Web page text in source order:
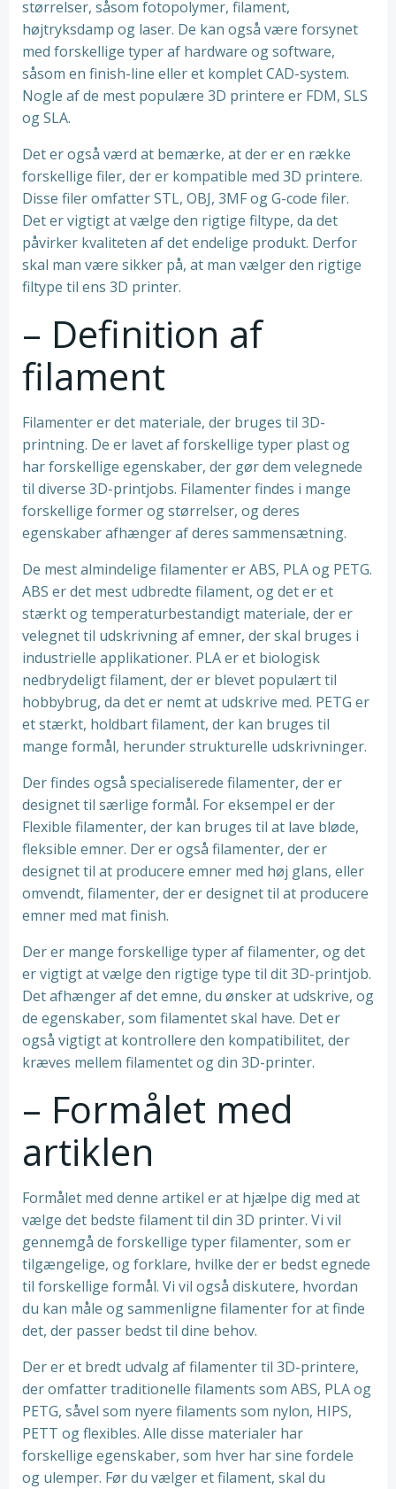
størrelser, såsom fotopolymer, filament,
højtryksdamp og laser. De kan også være forsynet
med forskellige typer af hardware og software,
såsom en finish-line eller et komplet CAD-system.
Nogle af de mest populære 3D printere er FDM, SLS
og SLA.
Det er også værd at bemærke, at der er en række
forskellige filer, der er kompatible med 3D printere.
Disse filer omfatter STL, OBJ, 3MF og G-code filer.
Det er vigtigt at vælge den rigtige filtype, da det
påvirker kvaliteten af det endelige produkt. Derfor
skal man være sikker på, at man vælger den rigtige
filtype til ens 3D printer.
– Definition af
filament
Filamenter er det materiale, der bruges til 3D-
printning. De er lavet af forskellige typer plast og
har forskellige egenskaber, der gør dem velegnede
til diverse 3D-printjobs. Filamenter findes i mange
forskellige former og størrelser, og deres
egenskaber afhænger af deres sammensætning.
De mest almindelige filamenter er ABS, PLA og PETG.
ABS er det mest udbredte filament, og det er et
stærkt og temperaturbestandigt materiale, der er
velegnet til udskrivning af emner, der skal bruges i
industrielle applikationer. PLA er et biologisk
nedbrydeligt filament, der er blevet populært til
hobbybrug, da det er nemt at udskrive med. PETG er
et stærkt, holdbart filament, der kan bruges til
mange formål, herunder strukturelle udskrivninger.
Der findes også specialiserede filamenter, der er
designet til særlige formål. For eksempel er der
Flexible filamenter, der kan bruges til at lave bløde,
fleksible emner. Der er også filamenter, der er
designet til at producere emner med høj glans, eller
omvendt, filamenter, der er designet til at producere
emner med mat finish.
Der er mange forskellige typer af filamenter, og det
er vigtigt at vælge den rigtige type til dit 3D-printjob.
Det afhænger af det emne, du ønsker at udskrive, og
de egenskaber, som filamentet skal have. Det er
også vigtigt at kontrollere den kompatibilitet, der
kræves mellem filamentet og din 3D-printer.
– Formålet med
artiklen
Formålet med denne artikel er at hjælpe dig med at
vælge det bedste filament til din 3D printer. Vi vil
gennemgå de forskellige typer filamenter, som er
tilgængelige, og forklare, hvilke der er bedst egnede
til forskellige formål. Vi vil også diskutere, hvordan
du kan måle og sammenligne filamenter for at finde
det, der passer bedst til dine behov.
Der er et bredt udvalg af filamenter til 3D-printere,
der omfatter traditionelle filaments som ABS, PLA og
PETG, såvel som nyere filaments som nylon, HIPS,
PETT og flexibles. Alle disse materialer har
forskellige egenskaber, som hver har sine fordele
og ulemper. Før du vælger et filament, skal du